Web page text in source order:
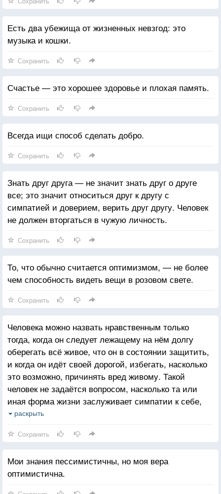
Есть два убежища от жизненных невзгод: это
музыка и кошки.
Сохранить
Счастье — это хорошее здоровье и плохая память.
Сохранить
Всегда ищи способ сделать добро.
Сохранить
Знать друг друга — не значит знать друг о друге
все; это значит относиться друг к другу с
симпатией и доверием, верить друг другу. Человек
не должен вторгаться в чужую личность.
Сохранить
То, что обычно считается оптимизмом, — не более
чем способность видеть вещи в розовом свете.
Сохранить
Человека можно назвать нравственным только
тогда, когда он следует лежащему на нём долгу
оберегать всё живое, что он в состоянии защитить,
и когда он идёт своей дорогой, избегать, насколько
это возможно, причинять вред живому. Такой
человек не задаётся вопросом, насколько та или
иная форма жизни заслуживает симпатии к себе,
или насколько она способна чувствовать. Для него
сосульку, что сверкает на солнце, не сорвёт лист с
дерева, не тронет цветок и постарается не
раздавить ни одно насекомое при ходьбе.
раскрыть
Сохранить
Мои знания пессимистичны, но моя вера
оптимистична.